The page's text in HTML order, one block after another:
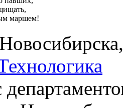
маршем!